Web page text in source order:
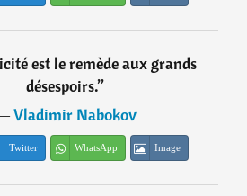
est le remède aux grands
désespoirs.”
Vladimir Nabokov
Twitter WhatsApp Image